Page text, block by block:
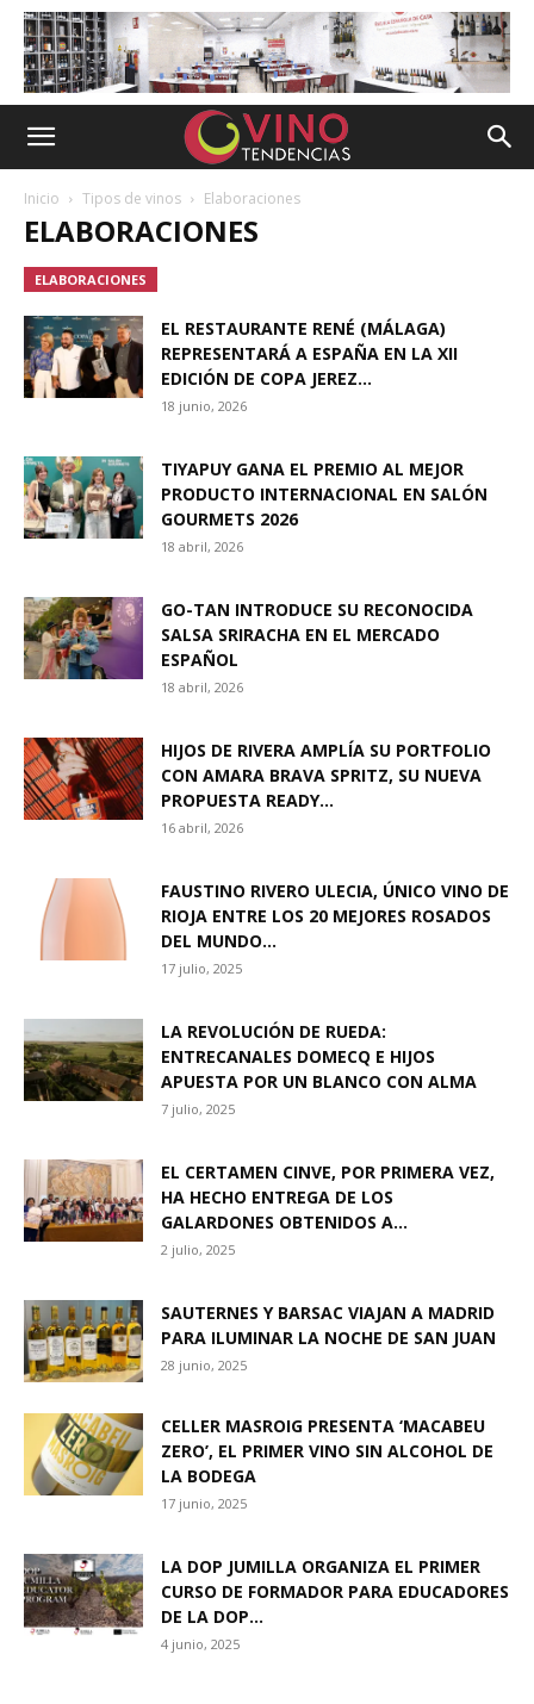
Inicio Tipos de vinos Elaboraciones
ELABORACIONES
ELABORACIONES
EL RESTAURANTE RENÉ (MÁLAGA)
REPRESENTARÁ A ESPAÑA EN LA XII
EDICIÓN DE COPA JEREZ...
18 junio, 2026
TIYAPUY GANA EL PREMIO AL MEJOR
PRODUCTO INTERNACIONAL EN SALÓN
GOURMETS 2026
18 abril, 2026
GO-TAN INTRODUCE SU RECONOCIDA
SALSA SRIRACHA EN EL MERCADO
ESPAÑOL
18 abril, 2026
HIJOS DE RIVERA AMPLÍA SU PORTFOLIO
CON AMARA BRAVA SPRITZ, SU NUEVA
PROPUESTA READY...
16 abril, 2026
FAUSTINO RIVERO ULECIA, ÚNICO VINO DE
RIOJA ENTRE LOS 20 MEJORES ROSADOS
DEL MUNDO...
17 julio, 2025
LA REVOLUCIÓN DE RUEDA:
ENTRECANALES DOMECQ E HIJOS
APUESTA POR UN BLANCO CON ALMA
7 julio, 2025
EL CERTAMEN CINVE, POR PRIMERA VEZ,
HA HECHO ENTREGA DE LOS
GALARDONES OBTENIDOS A...
2 julio, 2025
SAUTERNES Y BARSAC VIAJAN A MADRID
PARA ILUMINAR LA NOCHE DE SAN JUAN
28 junio, 2025
CELLER MASROIG PRESENTA ‘MACABEU
ZERO’, EL PRIMER VINO SIN ALCOHOL DE
LA BODEGA
17 junio, 2025
LA DOP JUMILLA ORGANIZA EL PRIMER
CURSO DE FORMADOR PARA EDUCADORES
DE LA DOP...
4 junio, 2025